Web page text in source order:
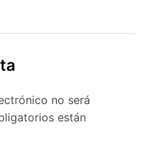
no será
están